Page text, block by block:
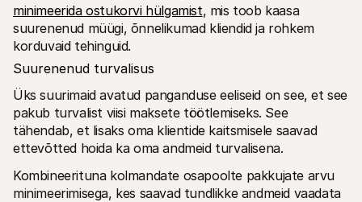
minimeerida ostukorvi hülgamist, mis toob kaasa
suurenenud müügi, õnnelikumad kliendid ja rohkem
korduvaid tehinguid.
Suurenenud turvalisus
Üks suurimaid avatud panganduse eeliseid on see, et see
pakub turvalist viisi maksete töötlemiseks. See
tähendab, et lisaks oma klientide kaitsmisele saavad
ettevõtted hoida ka oma andmeid turvalisena.
Kombineerituna kolmandate osapoolte pakkujate arvu
minimeerimisega, kes saavad tundlikke andmeid vaadata